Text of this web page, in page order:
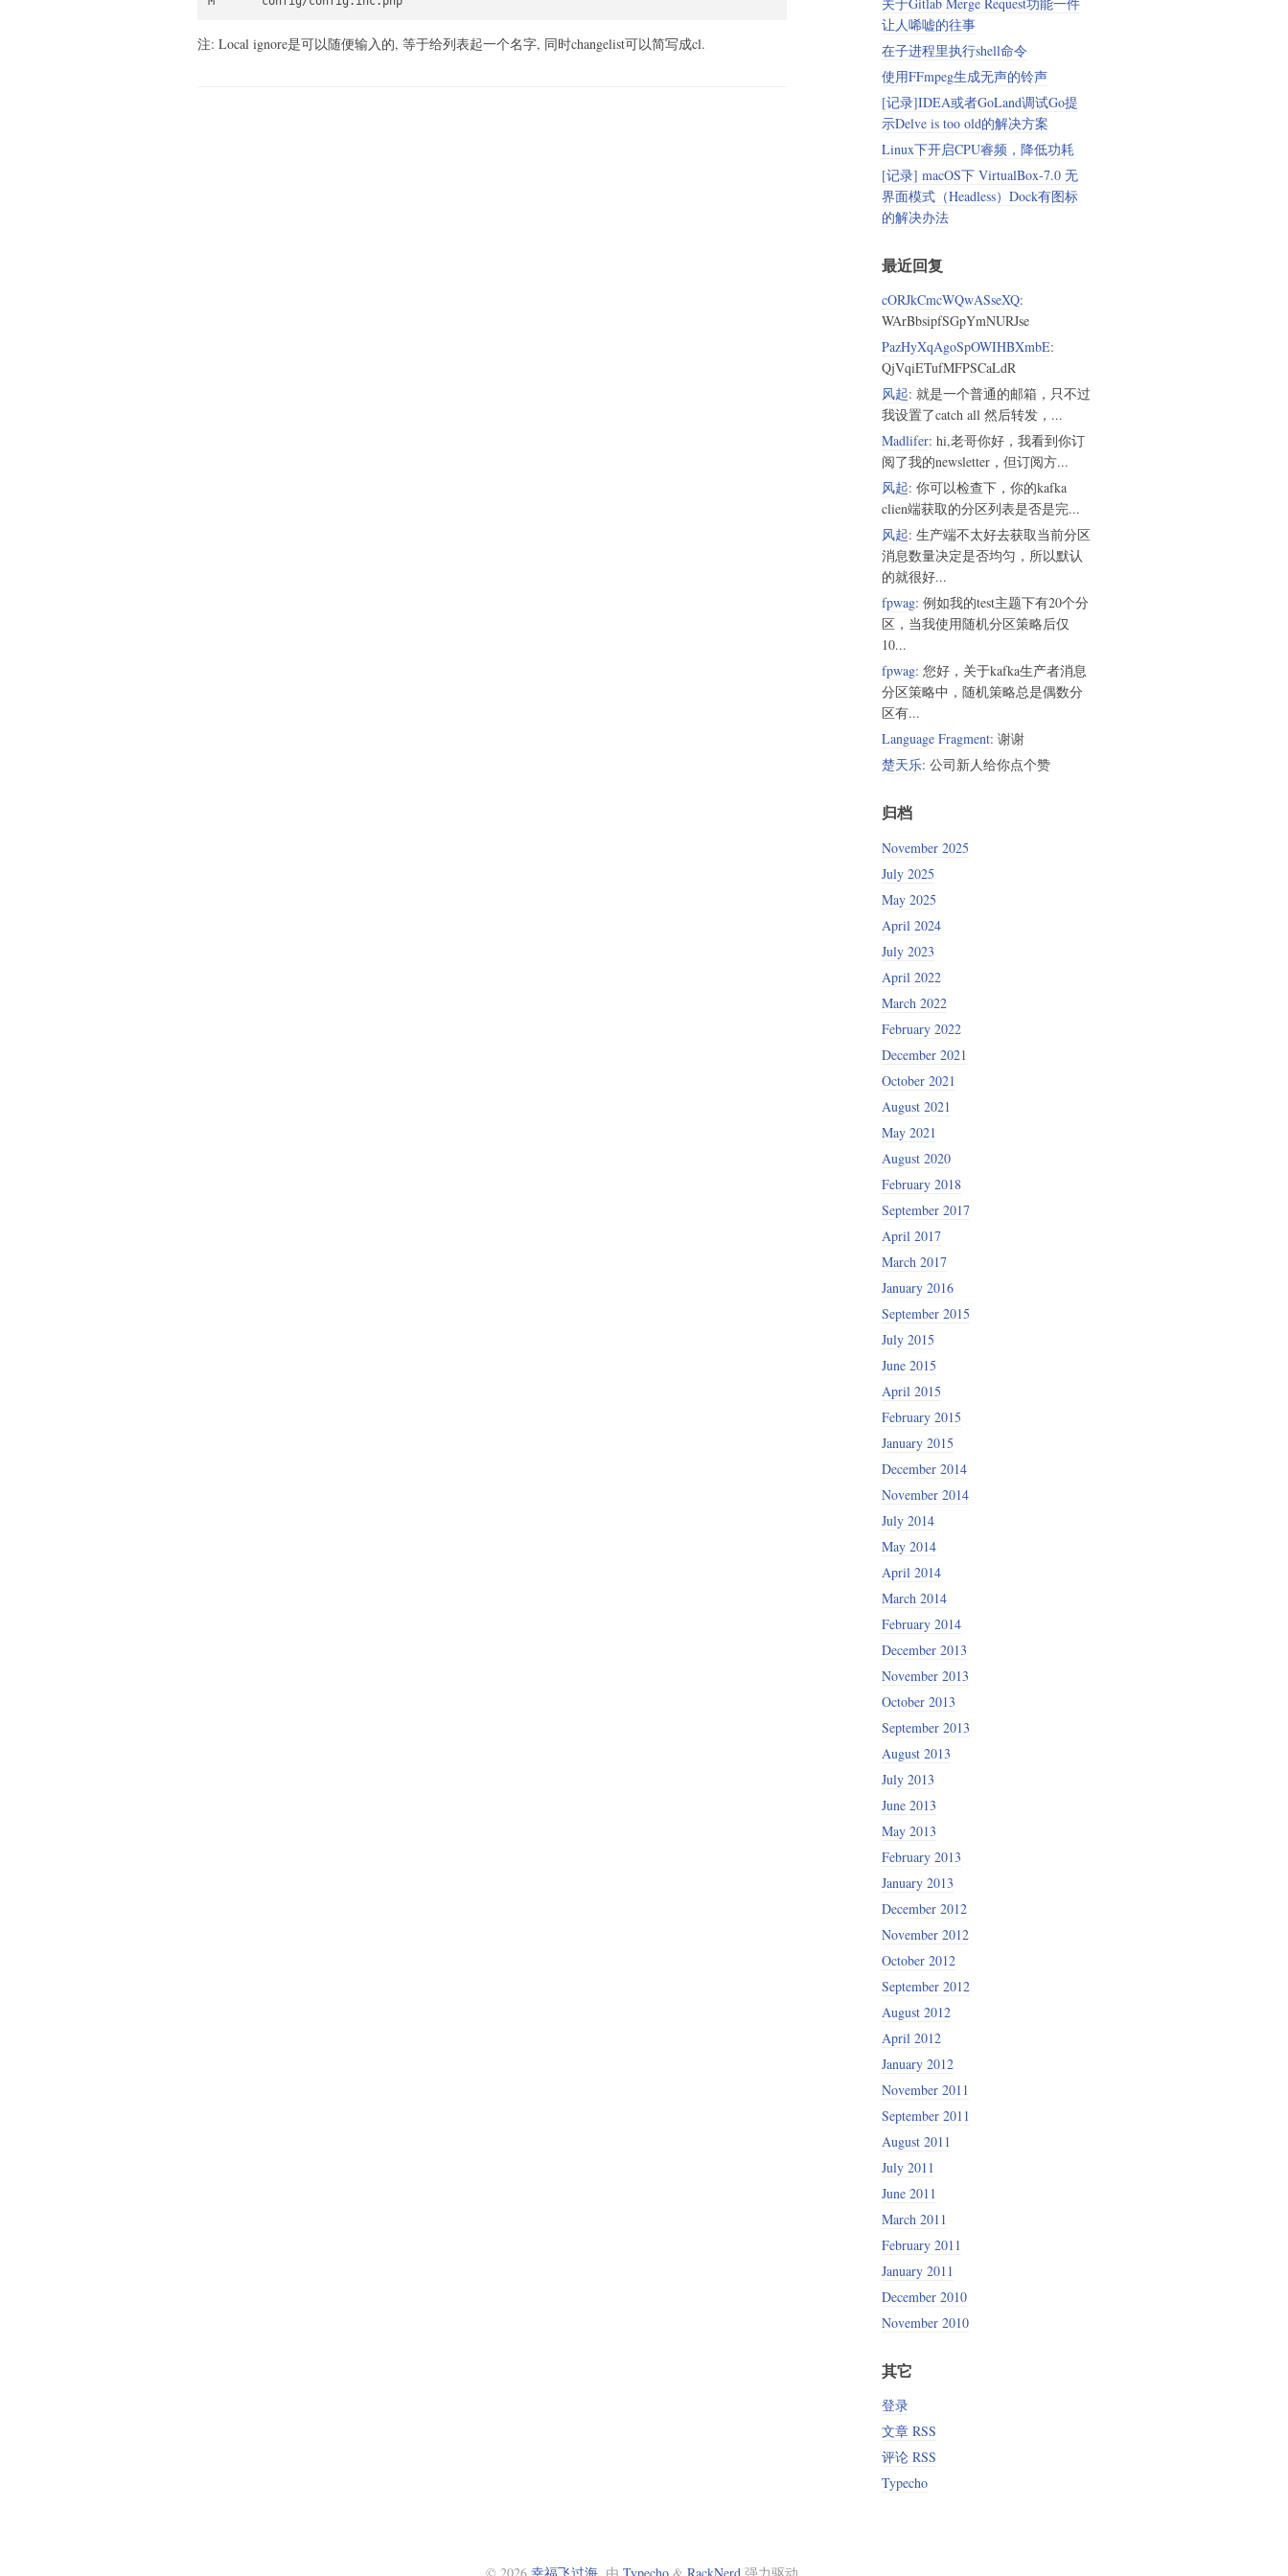
注: Local ignore是可以随便输入的, 等于给列表起一个名字, 同时changelist可以简写成cl.
让人唏嘘的往事
在子进程里执行shell命令
使用FFmpeg生成无声的铃声
[记录]IDEA或者GoLand调试Go提
示Delve is too old的解决方案
Linux下开启CPU睿频，降低功耗
[记录] macOS下 VirtualBox-7.0 无
界面模式（Headless）Dock有图标
的解决办法
最近回复
cORJkCmcWQwASseXQ:
WArBbsipfSGpYmNURJse
PazHyXqAgoSpOWIHBXmbE:
QjVqiETufMFPSCaLdR
风起: 就是一个普通的邮箱，只不过
我设置了catch all 然后转发，...
Madlifer: hi,老哥你好，我看到你订
阅了我的newsletter，但订阅方...
风起: 你可以检查下，你的kafka
clien端获取的分区列表是否是完...
风起: 生产端不太好去获取当前分区
消息数量决定是否均匀，所以默认
的就很好...
fpwag: 例如我的test主题下有20个分
区，当我使用随机分区策略后仅
10...
fpwag: 您好，关于kafka生产者消息
分区策略中，随机策略总是偶数分
区有...
Language Fragment: 谢谢
楚天乐: 公司新人给你点个赞
归档
November 2025
July 2025
May 2025
April 2024
July 2023
April 2022
March 2022
February 2022
December 2021
October 2021
August 2021
May 2021
August 2020
February 2018
September 2017
April 2017
March 2017
January 2016
September 2015
July 2015
June 2015
April 2015
February 2015
January 2015
December 2014
November 2014
July 2014
May 2014
April 2014
March 2014
February 2014
December 2013
November 2013
October 2013
September 2013
August 2013
July 2013
June 2013
May 2013
February 2013
January 2013
December 2012
November 2012
October 2012
September 2012
August 2012
April 2012
January 2012
November 2011
September 2011
August 2011
July 2011
June 2011
March 2011
February 2011
January 2011
December 2010
November 2010
其它
登录
文章 RSS
评论 RSS
Typecho